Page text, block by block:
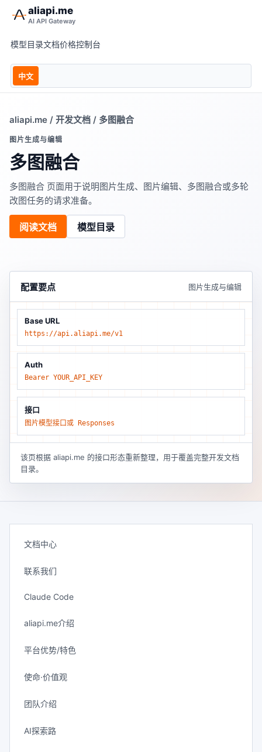
aliapi.me
AI API Gateway
模型目录文档价格控制台
中文
aliapi.me / 开发文档 / 多图融合
图片生成与编辑
多图融合
多图融合 页面用于说明图片生成、图片编辑、多图融合或多轮
改图任务的请求准备。
阅读文档 模型目录
配置要点 图片生成与编辑
Base URL
https://api.aliapi.me/v1
Auth
Bearer YOUR_API_KEY
接口
图片模型接口或 Responses
该页根据 aliapi.me 的接口形态重新整理，用于覆盖完整开发文档
目录。
文档中心
联系我们
Claude Code
aliapi.me介绍
平台优势/特色
使命·价值观
团队介绍
AI探索路